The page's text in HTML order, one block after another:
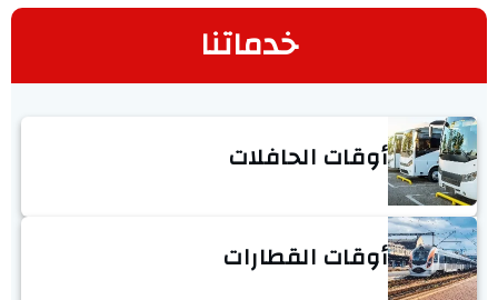
خدماتنا
أوقات الحافلات
أوقات القطارات